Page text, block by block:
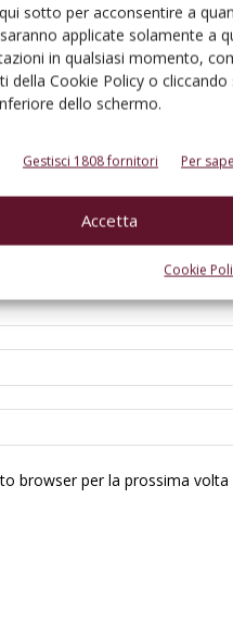
sotto per acconsentire a
applicate solamente a
in qualsiasi momento,
della Cookie Policy o
dello schermo.
Gestisci 1808 fornitori Per
Accetta
Cookie
browser per la prossima